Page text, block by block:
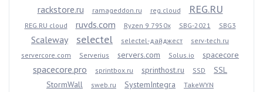
rackstore.ru ramageddon.ru reg.cloud REG.RU
REG.RU cloud ruvds.com Ryzen 9 7950x SBG-2021 SBG3
Scaleway selectel selectel-дайджест
serv-tech.ru
servercore.com
Serverius servers.com Solus.io spacecore
spacecore.pro sprintbox.ru sprinthost.ru SSD
SSL
StormWall
sweb.ru SystemIntegra
TakeWYN